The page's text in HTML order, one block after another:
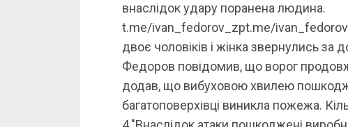
внаслідок удару поранена людина.
t.me/ivan_fedorov_zpt.me/
двоє чоловіків і жінка звернулись за
Федоров повідомив, що ворог
додав, що вибуховою хвилею
багатоповерхівці виникла пожежа.